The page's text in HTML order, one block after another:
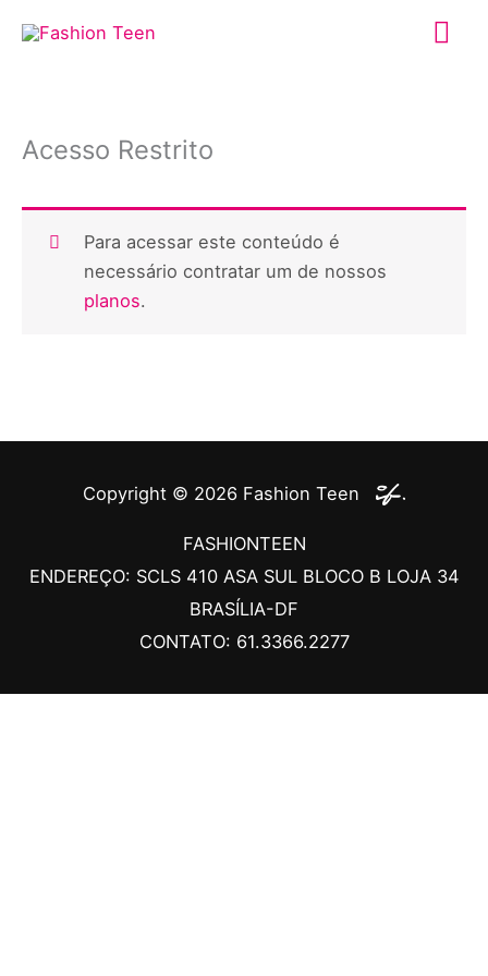
para
Acesso Restrito
Para acessar este conteúdo é
necessário contratar um de nossos
planos.
Copyright © 2026 Fashion Teen
FASHIONTEEN
ENDEREÇO: SCLS 410 ASA SUL BLOCO B LOJA 34
BRASÍLIA-DF
CONTATO: 61.3366.2277